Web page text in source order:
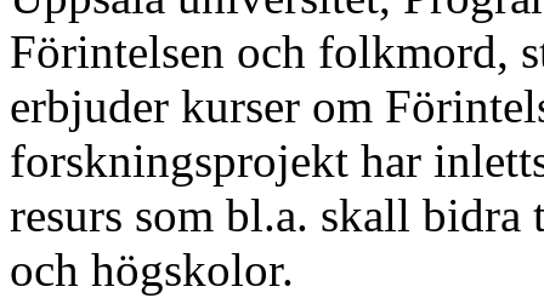
Förintelsen och folkmord,
erbjuder kurser om
forskningsprojekt har
resurs som bl.a. skall
och högskolor.